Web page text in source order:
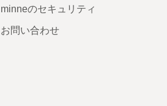
minneのセキュリティ
お問い合わせ